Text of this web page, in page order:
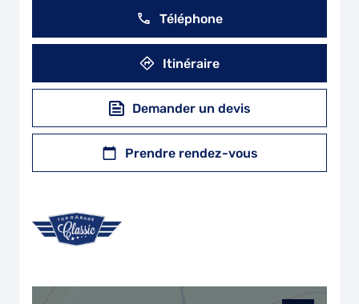
Téléphone
Itinéraire
Demander un devis
Prendre rendez-vous